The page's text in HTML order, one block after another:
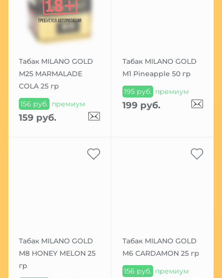
Табак MILANO GOLD
М25 MARMALADE
COLA 25 гр
156 руб. премиум
159 руб.
Табак MILANO GOLD
M1 Pineapple 50 гр
195 руб. премиум
199 руб.
Табак MILANO GOLD
М8 HONEY MELON 25
гр
Табак MILANO GOLD
М6 CARDAMON 25 гр
156 руб. премиум